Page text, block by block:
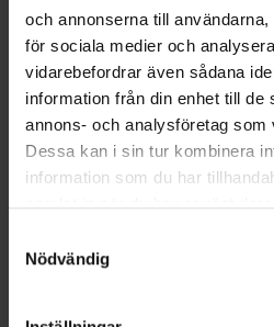
och annonserna till
för sociala medier och
vidarebefordrar även sådana
information från din enhet till de
annons- och analysföretag som
Dessa kan i sin tur kombinera
information som du har
samlat in när du har använt
Nödvändig
Virusskydd
ID-skydd
Lösenordshanterare
VPN-tjänst
Trygg Surf+ är en app
dator, mobil­telefon eller
till appen i totalt 3
Visa mer
BESTÄLL NU